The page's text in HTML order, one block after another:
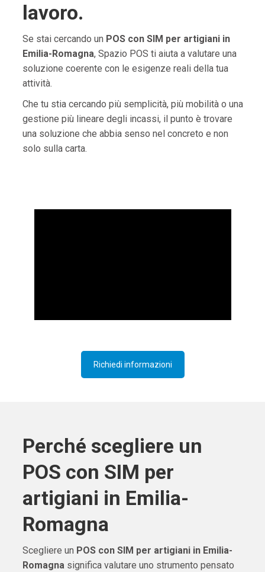
lavoro.
Se stai cercando un POS con SIM per artigiani in
Emilia-Romagna, Spazio POS ti aiuta a valutare una
soluzione coerente con le esigenze reali della tua
attività.
Che tu stia cercando più semplicità, più mobilità o una
gestione più lineare degli incassi, il punto è trovare
una soluzione che abbia senso nel concreto e non
solo sulla carta.
Richiedi informazioni
Perché scegliere un
POS con SIM per
artigiani in Emilia-
Romagna
Scegliere un POS con SIM per artigiani in Emilia-
Romagnasignifica valutare uno strumento pensato